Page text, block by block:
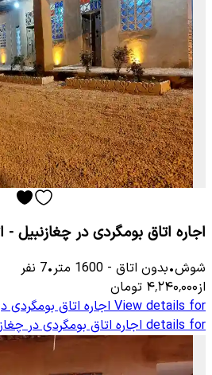
اجاره اتاق بومگردی در چغازنبیل
شوش•بدون اتاق -
1600 متر•
7 نفر
از۴٬۲۴۰٬۰۰۰ تومان
View details for اجاره اتاق بومگردی
details for اجاره اتاق بومگردی در